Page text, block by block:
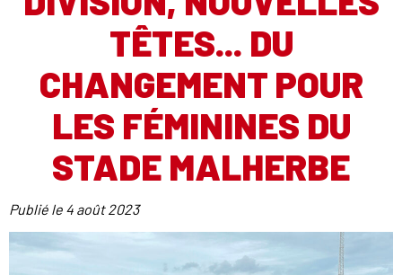
TÊTES... DU
CHANGEMENT POUR
LES FÉMININES DU
STADE MALHERBE
Publié le 4 août 2023